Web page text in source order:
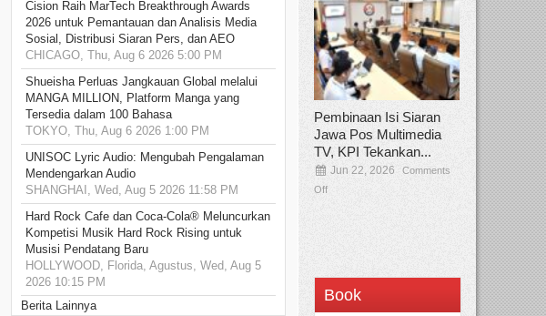
Cision Raih MarTech Breakthrough Awards
2026 untuk Pemantauan dan Analisis Media
Sosial, Distribusi Siaran Pers, dan AEO
CHICAGO, Thu, Aug 6 2026 5:00 PM
Shueisha Perluas Jangkauan Global melalui
MANGA MILLION, Platform Manga yang
Tersedia dalam 100 Bahasa
TOKYO, Thu, Aug 6 2026 1:00 PM
UNISOC Lyric Audio: Mengubah Pengalaman
Mendengarkan Audio
SHANGHAI, Wed, Aug 5 2026 11:58 PM
Hard Rock Cafe dan Coca-Cola® Meluncurkan
Kompetisi Musik Hard Rock Rising untuk
Musisi Pendatang Baru
HOLLYWOOD, Florida, Agustus, Wed, Aug 5
2026 10:15 PM
Berita Lainnya
Pembinaan Isi Siaran
Jawa Pos Multimedia
TV, KPI Tekankan...
Jun 22, 2026
Comments
Off
Book